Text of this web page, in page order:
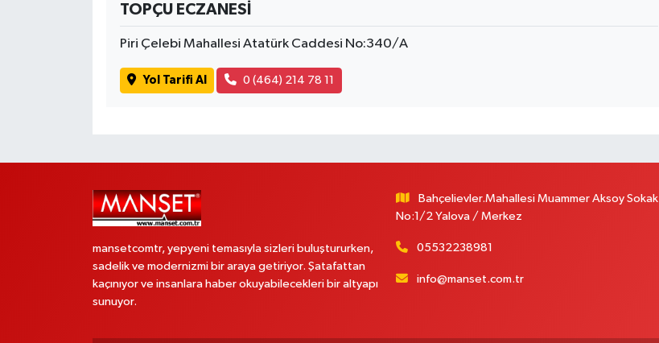
TOPÇU ECZANESİ
Piri Çelebi Mahallesi Atatürk Caddesi No:340/A
Yol Tarifi Al 0 (464) 214 78 11
mansetcomtr, yepyeni temasıyla sizleri buluştururken,
sadelik ve modernizmi bir araya getiriyor. Şatafattan
kaçınıyor ve insanlara haber okuyabilecekleri bir altyapı
sunuyor.
Bahçelievler.Mahallesi Muammer Aksoy Sokak
No:1/2 Yalova / Merkez
05532238981
info@manset.com.tr